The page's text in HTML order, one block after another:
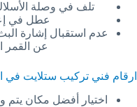
تلف في وصلة
عطل في
عدم استقبال إشارة
عن القمر
ارقام فني تركيب ستلايت في
اختيار أفضل مكان يتم